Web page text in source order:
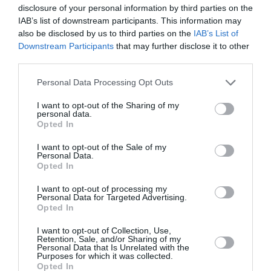
disclosure of your personal information by third parties on the
IAB’s list of downstream participants. This information may
also be disclosed by us to third parties on the IAB’s List of
Downstream Participants that may further disclose it to other
Personal Data Processing Opt Outs
I want to opt-out of the Sharing of my
personal data.
Opted In
I want to opt-out of the Sale of my
Personal Data.
Opted In
I want to opt-out of processing my
Personal Data for Targeted Advertising.
Opted In
I want to opt-out of Collection, Use,
Retention, Sale, and/or Sharing of my
Personal Data that Is Unrelated with the
Purposes for which it was collected.
Opted In
grup de băieți, în noaptea dintre 4 și 5 septembrie. În
jurul orei unu, au fost martori la alt furt de mașină în
Giovinazzo, în provincia Bari. Ca și în alte cazuri, hoții
cu fața acoperită, în ciuda faptului că se află în
centru și cu mulți trecători în zonele vieții de noapte,
Tot la Giovinazzo, pe 7 iulie, a fost comis un alt atac
în Piazza Vittorio Emanuele II: în imaginile înregistrate
de un smartphone, se vedeau trei persoane
înconjurând un Mercedes parcat, deschizând ușa și